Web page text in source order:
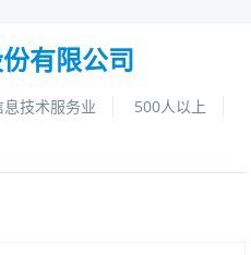
有限公司
技术服务业
500人以上